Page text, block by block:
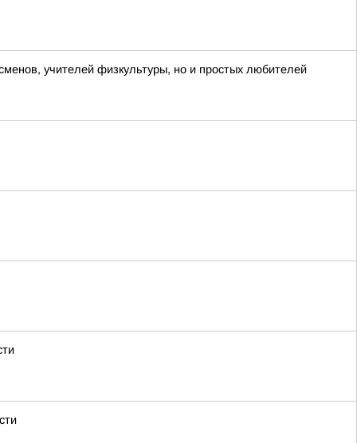
учителей физкультуры, но и простых любителей